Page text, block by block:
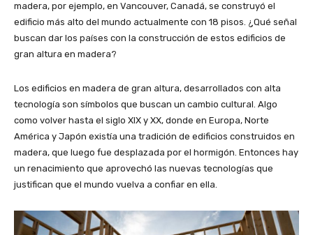
madera, por ejemplo, en Vancouver, Canadá, se construyó el
edificio más alto del mundo actualmente con 18 pisos. ¿Qué señal
buscan dar los países con la construcción de estos edificios de
gran altura en madera?
Los edificios en madera de gran altura, desarrollados con alta
tecnología son símbolos que buscan un cambio cultural. Algo
como volver hasta el siglo XIX y XX, donde en Europa, Norte
América y Japón existía una tradición de edificios construidos en
madera, que luego fue desplazada por el hormigón. Entonces hay
un renacimiento que aprovechó las nuevas tecnologías que
justifican que el mundo vuelva a confiar en ella.